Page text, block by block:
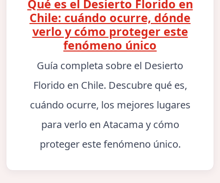
Qué es el Desierto Florido en
Chile: cuándo ocurre, dónde
verlo y cómo proteger este
fenómeno único
Guía completa sobre el Desierto
Florido en Chile. Descubre qué es,
cuándo ocurre, los mejores lugares
para verlo en Atacama y cómo
proteger este fenómeno único.